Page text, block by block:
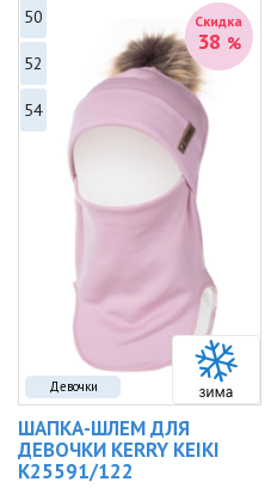
Девочки
Скидка
38 %
50
52
54
ШАПКА-ШЛЕМ ДЛЯ
ДЕВОЧКИ KERRY KEIKI
K25591/122